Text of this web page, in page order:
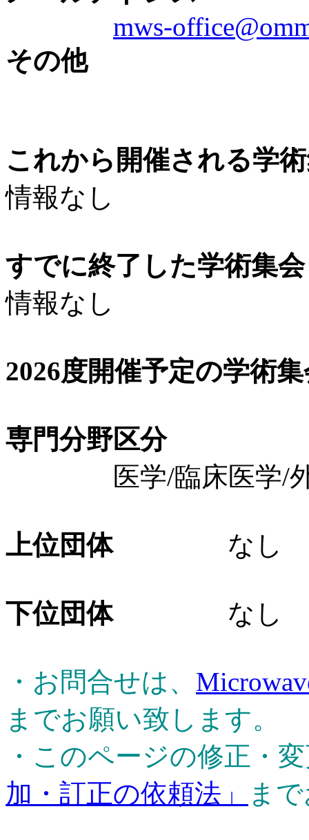
mws-
その他
これから開催される学
情報なし
すでに終了した学術集
情報なし
2026度開催予定の学術
専門分野区分
医学/臨床医学/外
上位団体なし
下位団体なし
・お問合せは、
までお願い致します。
・このページの修正・
加・訂正の依頼法」
ま